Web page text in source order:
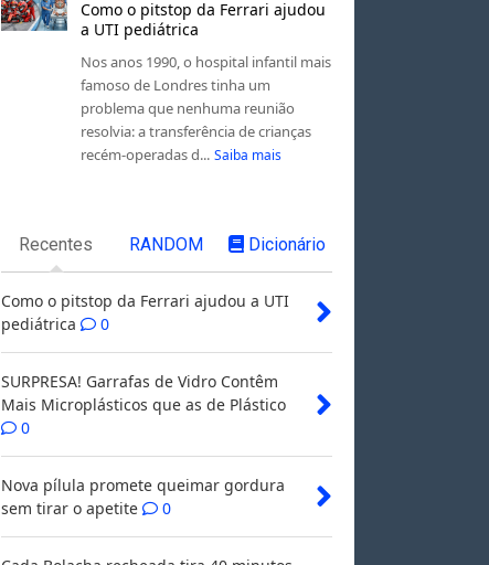
Como o pitstop da Ferrari ajudou
a UTI pediátrica
Nos anos 1990, o hospital infantil mais
famoso de Londres tinha um
problema que nenhuma reunião
resolvia: a transferência de crianças
recém-operadas d... Saiba mais
Recentes RANDOM Dicionário
Como o pitstop da Ferrari ajudou a UTI
pediátrica
0
SURPRESA! Garrafas de Vidro Contêm
Mais Microplásticos que as de Plástico
0
Nova pílula promete queimar gordura
sem tirar o apetite
0